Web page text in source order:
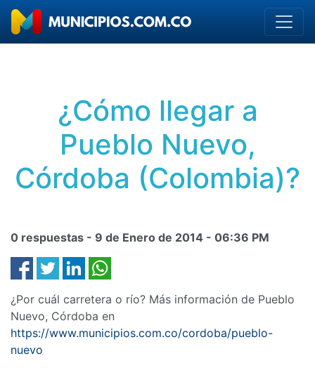
¿Cómo llegar a
Pueblo Nuevo,
Córdoba (Colombia)?
0 respuestas - 9 de Enero de 2014 - 06:36 PM
¿Por cuál carretera o río? Más información de Pueblo
Nuevo, Córdoba en
https://www.municipios.com.co/cordoba/pueblo-
nuevo